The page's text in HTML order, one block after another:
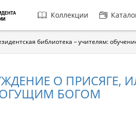
Главная
навигация
Коллекции
библиотека – учителям:
О ПРИСЯГЕ,
БОГОМ